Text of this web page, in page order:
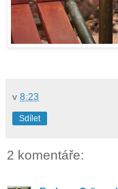
v 8:23
Sdílet
2 komentáře: